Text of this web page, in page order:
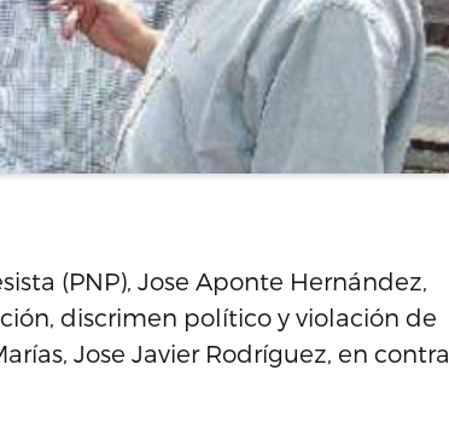
(PNP), Jose Aponte Hernández,
discrimen político y violación de
Jose Javier Rodríguez, en contra